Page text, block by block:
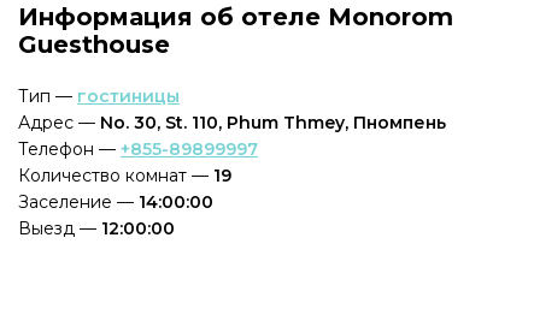
Информация об отеле Monorom
Guesthouse
Тип — гостиницы
Адрес — No. 30, St. 110, Phum Thmey, Пномпень
Телефон — +855-89899997
Количество комнат — 19
Заселение — 14:00:00
Выезд — 12:00:00